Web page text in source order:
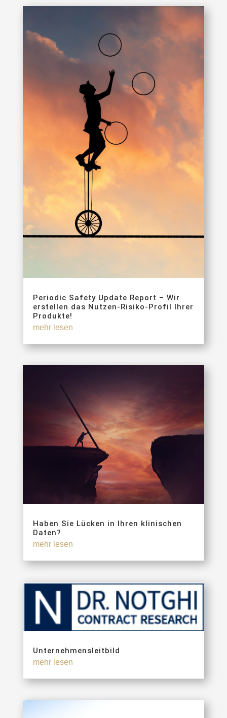
Periodic Safety Update Report – Wir
erstellen das Nutzen-Risiko-Profil Ihrer
Produkte!
mehr lesen
Haben Sie Lücken in Ihren klinischen
Daten?
mehr lesen
Unternehmensleitbild
mehr lesen